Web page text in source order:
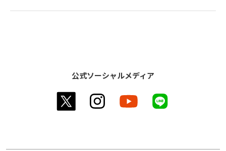
公式ソーシャルメディア
twitter instagram youtube